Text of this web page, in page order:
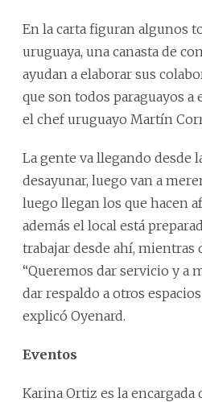
En la carta figuran algunos
uruguaya, una canasta de
ayudan a elaborar sus
que son todos paraguayos a
el chef uruguayo Martín
La gente va llegando desde
desayunar, luego van a
luego llegan los que hacen
además el local está
trabajar desde ahí, mientras
“Queremos dar servicio y a
dar respaldo a otros
explicó Oyenard.
Eventos
Karina Ortiz es la